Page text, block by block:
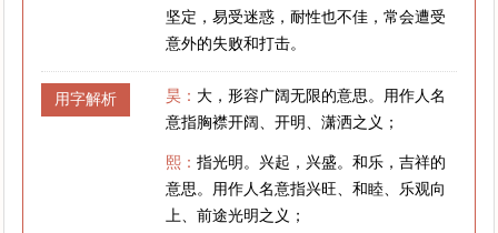
坚定，易受迷惑，耐性也不佳，常会遭受
意外的失败和打击。
用字解析 昊： 大，形容广阔无限的意思。用作人名
意指胸襟开阔、开明、潇洒之义；
熙：指光明。兴起，兴盛。和乐，吉祥的
意思。用作人名意指兴旺、和睦、乐观向
上、前途光明之义；